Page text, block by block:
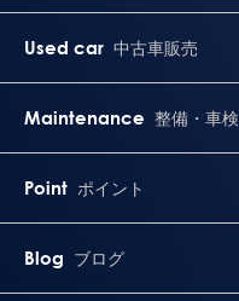
Used car 中古車販売
Maintenance 整備・車検
Point ポイント
Blog ブログ